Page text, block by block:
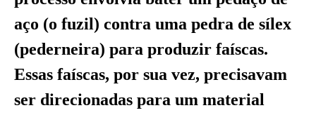
aço (o fuzil) contra uma pedra de sílex
(pederneira) para produzir faíscas.
Essas faíscas, por sua vez, precisavam
ser direcionadas para um material